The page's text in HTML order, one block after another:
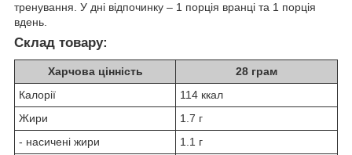
тренування. У дні відпочинку – 1 порція вранці та 1 порція
вдень.
Склад товару:
Харчова цінність
28 грам
Калорії
114 ккал
Жири
1.7 г
- насичені жири
1.1 г